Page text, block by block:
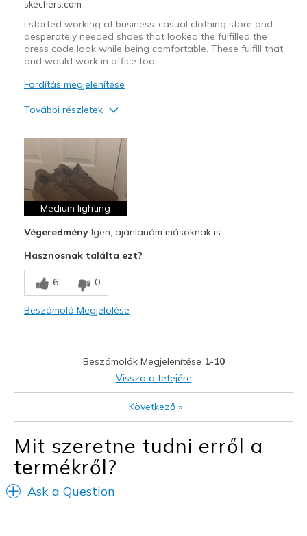
skechers.com
I started working at business-casual clothing store and
desperately needed shoes that looked the fulfilled the
dress code look while being comfortable. These fulfill that
and would work in office too
Fordítás megjelenítése
További részletek
Attractive Design
Breathe Well
Comfortable
Stylish
No rubber traction
Legjobb használat
Feels true to size
View On Shoes
I'm Into Shoes
Medium lighting
VégeredményIgen, ajánlanám másoknak is
Hasznosnak találta ezt?
6 0
Beszámoló Megjelölése
Beszámolók Megjelenítése 1-10
Vissza a tetejére
Következő»
Mit szeretne tudni erről a
termékről?
Ask a Question